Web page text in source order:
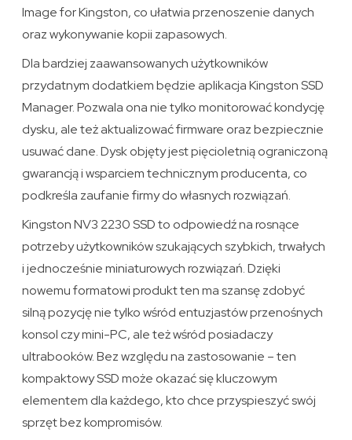
Image for Kingston, co ułatwia przenoszenie danych
oraz wykonywanie kopii zapasowych.
Dla bardziej zaawansowanych użytkowników
przydatnym dodatkiem będzie aplikacja Kingston SSD
Manager. Pozwala ona nie tylko monitorować kondycję
dysku, ale też aktualizować firmware oraz bezpiecznie
usuwać dane. Dysk objęty jest pięcioletnią ograniczoną
gwarancją i wsparciem technicznym producenta, co
podkreśla zaufanie firmy do własnych rozwiązań.
Kingston NV3 2230 SSD to odpowiedź na rosnące
potrzeby użytkowników szukających szybkich, trwałych
i jednocześnie miniaturowych rozwiązań. Dzięki
nowemu formatowi produkt ten ma szansę zdobyć
silną pozycję nie tylko wśród entuzjastów przenośnych
konsol czy mini-PC, ale też wśród posiadaczy
ultrabooków. Bez względu na zastosowanie – ten
kompaktowy SSD może okazać się kluczowym
elementem dla każdego, kto chce przyspieszyć swój
sprzęt bez kompromisów.